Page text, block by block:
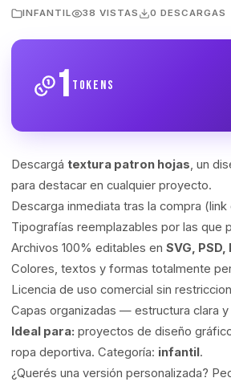
INFANTIL 38 VISTAS 0 DESCARGAS
1 tokens
Descargá textura patron hojas, un
para destacar en cualquier proyecto.
Descarga inmediata tras la compra
Tipografías reemplazables por las que
Archivos 100% editables en SVG, PSD,
Colores, textos y formas totalmente
Licencia de uso comercial sin
Capas organizadas — estructura clara
Ideal para: proyectos de diseño
ropa deportiva. Categoría: infantil.
¿Querés una versión personalizada?